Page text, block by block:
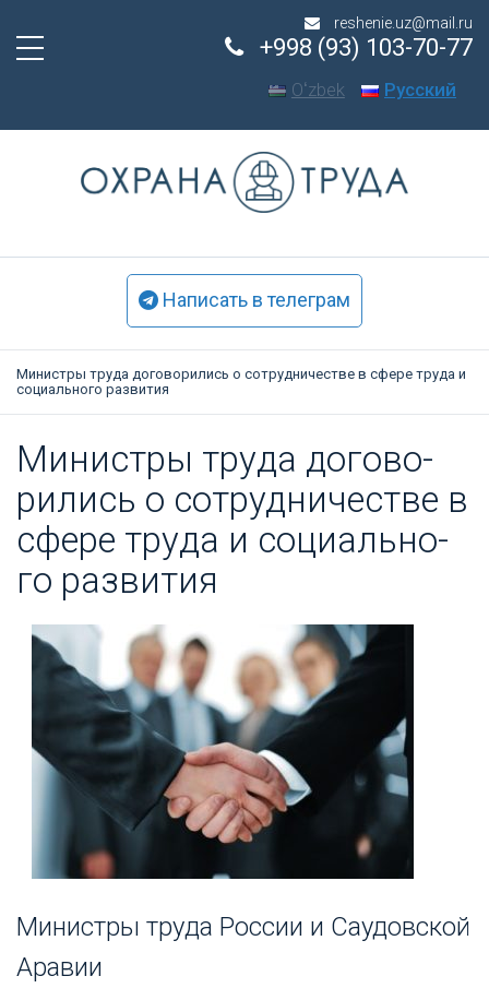
reshenie.uz@mail.ru
Oʻzbek Русский
+998 (93) 103-70-77
Написать в телеграм
Министры труда договорились о сотрудничестве в сфере труда и
социального развития
Ми­нис­тры тру­да до­гово­
рились о сот­рудни­чес­тве в
сфе­ре тру­да и со­ци­аль­но­
го раз­ви­тия
Ми­нис­тры тру­да Рос­сии и Са­удов­ской
Ара­вии